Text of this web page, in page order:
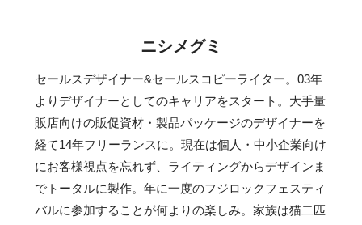
ニシメグミ
セールスデザイナー&セールスコピーライター。03年
よりデザイナーとしてのキャリアをスタート。大手量
販店向けの販促資材・製品パッケージのデザイナーを
経て14年フリーランスに。現在は個人・中小企業向け
にお客様視点を忘れず、ライティングからデザインま
でトータルに製作。年に一度のフジロックフェスティ
バルに参加することが何よりの楽しみ。家族は猫二匹